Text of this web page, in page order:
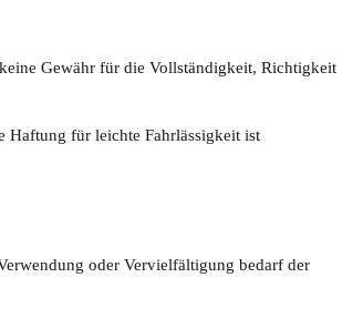
Gewähr für die Vollständigkeit, Richtigkeit
Haftung für leichte Fahrlässigkeit ist
oder Vervielfältigung bedarf der